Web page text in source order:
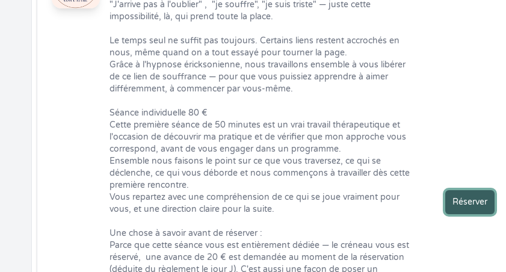
"J'arrive pas à l'oublier" ,  "je souffre", "je suis triste" — juste cette
impossibilité, là, qui prend toute la place.
Le temps seul ne suffit pas toujours. Certains liens restent accrochés en
nous, même quand on a tout essayé pour tourner la page.
Grâce à l'hypnose éricksonienne, nous travaillons ensemble à vous libérer
de ce lien de souffrance — pour que vous puissiez apprendre à aimer
différemment, à commencer par vous-même.
Séance individuelle 80 €
Cette première séance de 50 minutes est un vrai travail thérapeutique et
l'occasion de découvrir ma pratique et de vérifier que mon approche vous
correspond, avant de vous engager dans un programme.
Ensemble nous faisons le point sur ce que vous traversez, ce qui se
déclenche, ce qui vous déborde et nous commençons à travailler dès cette
première rencontre.
Vous repartez avec une compréhension de ce qui se joue vraiment pour
vous, et une direction claire pour la suite.
Une chose à savoir avant de réserver :
Parce que cette séance vous est entièrement dédiée — le créneau vous est
réservé,  une avance de 20 € est demandée au moment de la réservation
(déduite du règlement le jour J). C'est aussi une façon de poser un
Réserver